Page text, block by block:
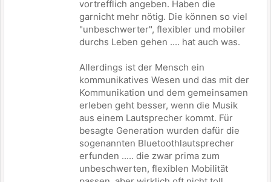
vortrefflich angeben. Haben die
garnicht mehr nötig. Die können so viel
"unbeschwerter", flexibler und mobiler
durchs Leben gehen .... hat auch was.
Allerdings ist der Mensch ein
kommunikatives Wesen und das mit der
Kommunikation und dem gemeinsamen
erleben geht besser, wenn die Musik
aus einem Lautsprecher kommt. Für
besagte Generation wurden dafür die
sogenannten Bluetoothlautsprecher
erfunden ..... die zwar prima zum
unbeschwerten, flexiblen Mobilität